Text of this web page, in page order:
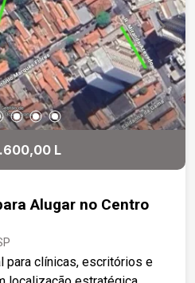
L
Alugar no Centro
para clínicas, escritórios e